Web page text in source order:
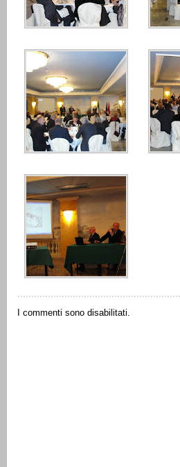
I commenti sono disabilitati.